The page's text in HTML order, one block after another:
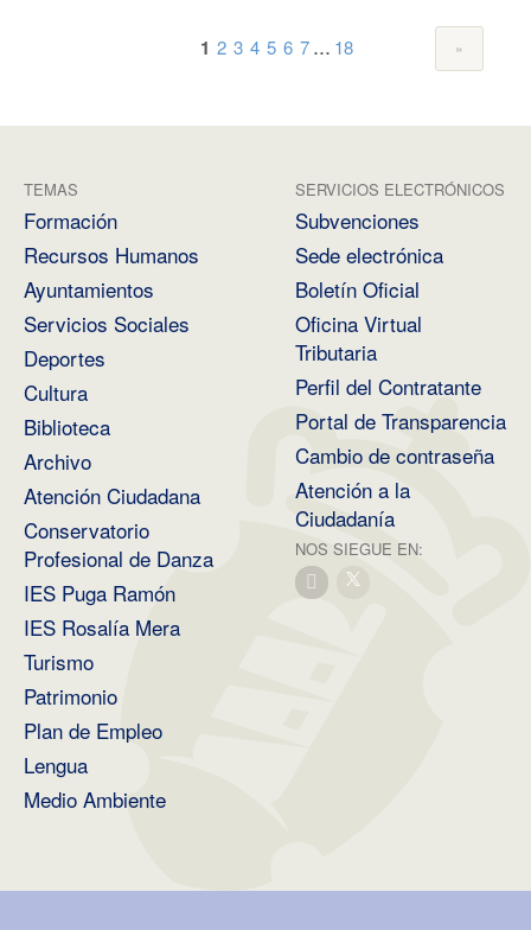
1 2 3 4 5 6 7 ... 18
TEMAS
Formación
Recursos Humanos
Ayuntamientos
Servicios Sociales
Deportes
Cultura
Biblioteca
Archivo
Atención Ciudadana
Conservatorio
Profesional de Danza
IES Puga Ramón
IES Rosalía Mera
Turismo
Patrimonio
Plan de Empleo
Lengua
Medio Ambiente
SERVICIOS ELECTRÓNICOS
Subvenciones
Sede electrónica
Boletín Oficial
Oficina Virtual
Tributaria
Perfil del Contratante
Portal de Transparencia
Cambio de contraseña
Atención a la
Ciudadanía
NOS SIEGUE EN: